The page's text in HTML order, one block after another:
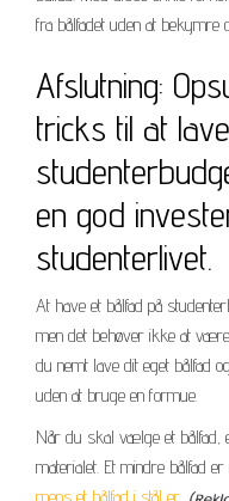
fra bålfadet uden at
Afslutning:
tricks til at
en god
studenterlivet.
At have et bålfad på
men det behøver ikke at
du nemt lave dit eget bålfad
uden at bruge en formue.
Når du skal vælge et bålfad,
materialet. Et mindre bålfad